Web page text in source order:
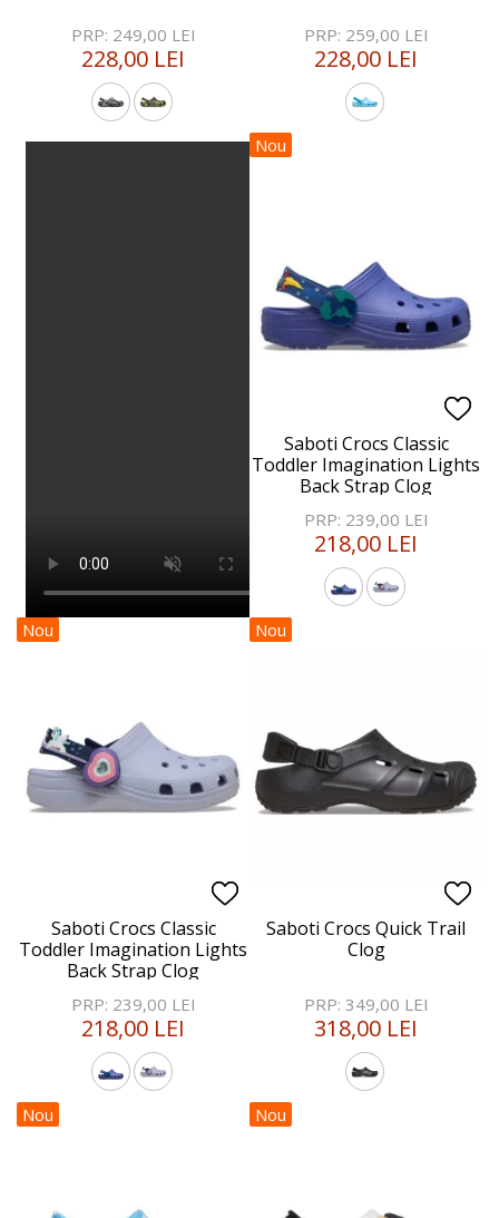
PRP: 249,00 LEI
228,00 LEI
PRP: 259,00 LEI
228,00 LEI
Nou
Saboti Crocs Classic
Toddler Imagination Lights
Back Strap Clog
PRP: 239,00 LEI
218,00 LEI
Nou
Saboti Crocs Classic
Toddler Imagination Lights
Back Strap Clog
PRP: 239,00 LEI
218,00 LEI
Nou
Saboti Crocs Quick Trail
Clog
PRP: 349,00 LEI
318,00 LEI
Nou Nou